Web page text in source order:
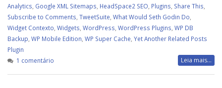
Analytics, Google XML Sitemaps, HeadSpace2 SEO, Plugins, Share This,
Subscribe to Comments, TweetSuite, What Would Seth Godin Do,
Widget Contexto, Widgets, WordPress, WordPress Plugins, WP DB
Backup, WP Mobile Edition, WP Super Cache, Yet Another Related Posts
Plugin
1 comentário
Leia mais...